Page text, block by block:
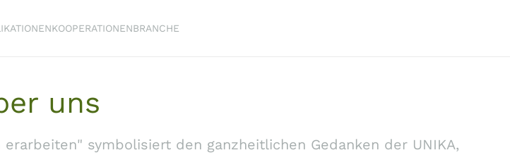
KOOPERATIONENBRANCHE
uns
symbolisiert den ganzheitlichen Gedanken der UNIKA,